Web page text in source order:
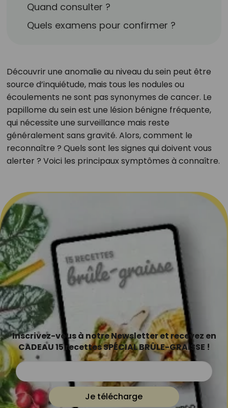
Quand consulter ?
Quels examens pour confirmer ?
Découvrir une anomalie au niveau du sein peut être
source d’inquiétude, mais tous les nodules ou
écoulements ne sont pas synonymes de cancer. Le
papillome du sein est une lésion bénigne fréquente,
qui nécessite une surveillance mais reste
généralement sans gravité. Alors, comment le
reconnaître ? Quels sont les signes qui doivent vous
alerter ? Voici les principaux symptômes à connaître.
Inscrivez-vous à notre Newsletter et recevez en
CADEAU 15 recettes SPÉCIAL BRÛLE-GRAISSE !
Je télécharge